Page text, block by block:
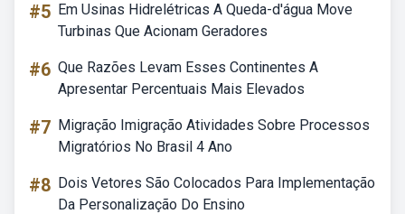
#5 Em Usinas Hidrelétricas A Queda-d'água Move
Turbinas Que Acionam Geradores
#6 Que Razões Levam Esses Continentes A
Apresentar Percentuais Mais Elevados
#7 Migração Imigração Atividades Sobre Processos
Migratórios No Brasil 4 Ano
#8 Dois Vetores São Colocados Para Implementação
Da Personalização Do Ensino